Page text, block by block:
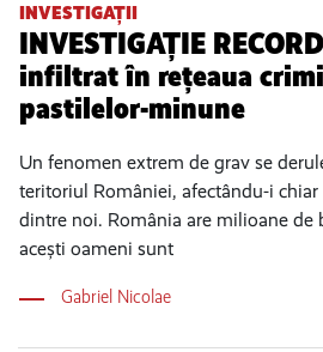
INVESTIGAȚII
INVESTIGAȚIE
infiltrat în rețeaua
pastilelor-minune
Un fenomen extrem de grav se
teritoriul României, afectându-i
dintre noi. România are milioane de
acești oameni sunt
Gabriel Nicolae